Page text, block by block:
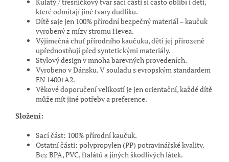
Kulatý / třešničkový tvar sací části si často oblíbí i děti,
které odmítají jiné tvary dudlíku.
Dítě saje jen 100% přírodní bezpečný materiál – kaučuk
vyrobený z mízy stromu Hevea.
Výjimečná chuť přírodního kaučuku, děti jej přirozeně
upřednostňují před syntetickými materiály.
Stylový design v mnoha barevných provedeních.
Vyrobeno v Dánsku. V souladu s evropským standardem
EN 1400+A2.
Věkové doporučení velikostí je jen orientační, každé dítě
může mít jiné potřeby a preference.
Složení:
Sací část: 100% přírodní kaučuk.
Ostatní části: polypropylen (PP) potravinářské kvality.
Bez BPA, PVC, ftalátů a jiných škodlivých látek.